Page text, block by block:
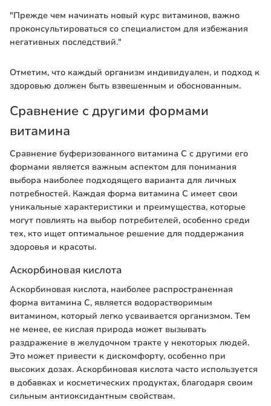
"Прежде чем начинать новый курс витаминов, важно
проконсультироваться со специалистом для избежания
негативных последствий."
Отметим, что каждый организм индивидуален, и подход к
здоровью должен быть взвешенным и обоснованным.
Сравнение с другими формами
витамина
Сравнение буферизованного витамина C с другими его
формами является важным аспектом для понимания
выбора наиболее подходящего варианта для личных
потребностей. Каждая форма витамина C имеет свои
уникальные характеристики и преимущества, которые
могут повлиять на выбор потребителей, особенно среди
тех, кто ищет оптимальное решение для поддержания
здоровья и красоты.
Аскорбиновая кислота
Аскорбиновая кислота, наиболее распространенная
форма витамина C, является водорастворимым
витамином, который легко усваивается организмом. Тем
не менее, ее кислая природа может вызывать
раздражение в желудочном тракте у некоторых людей.
Это может привести к дискомфорту, особенно при
высоких дозах. Аскорбиновая кислота часто используется
в добавках и косметических продуктах, благодаря своим
сильным антиоксидантным свойствам.